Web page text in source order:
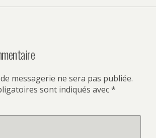
messagerie ne sera pas publiée.
sont indiqués avec*